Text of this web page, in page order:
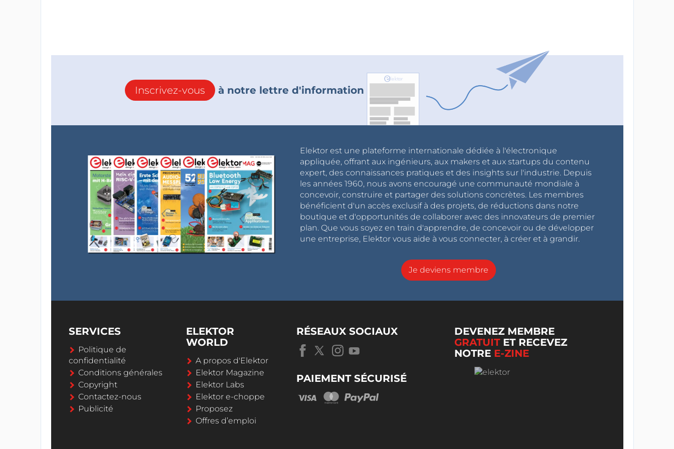
Inscrivez-vous à notre lettre d'information
Elektor est une plateforme internationale dédiée à l'électronique
appliquée, offrant aux ingénieurs, aux makers et aux startups du contenu
expert, des connaissances pratiques et des insights sur l'industrie. Depuis
les années 1960, nous avons encouragé une communauté mondiale à
concevoir, construire et partager des solutions concrètes. Les membres
bénéficient d'un accès exclusif à des projets, de réductions dans notre
boutique et d'opportunités de collaborer avec des innovateurs de premier
plan. Que vous soyez en train d'apprendre, de concevoir ou de développer
une entreprise, Elektor vous aide à vous connecter, à créer et à grandir.
Je deviens membre
SERVICES
Politique de
confidentialité
Conditions générales
Copyright
Contactez-nous
Publicité
ELEKTOR
WORLD
A propos d'Elektor
Elektor Magazine
Elektor Labs
Elektor e-choppe
Proposez
Offres d’emploi
RÉSEAUX SOCIAUX
PAIEMENT SÉCURISÉ
DEVENEZ MEMBRE
GRATUITET RECEVEZ
NOTRE E-ZINE